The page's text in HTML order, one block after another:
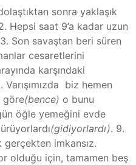
sonra yaklaşık
Hepsi saat 9’a kadar uzun
Son savaştan beri süren
cesaretlerini
karşındaki
Varışımızda biz hemen
göre(bence) o bunu
öğle yemeğini evde
(gidiyorlardı). 9.
gerçekten imkansız.
olduğu için, tamamen beş